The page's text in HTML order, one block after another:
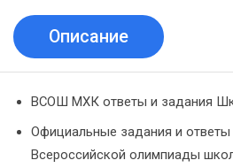
Описание
ВСОШ МХК ответы и задания
Официальные задания и ответы
Всероссийской олимпиады